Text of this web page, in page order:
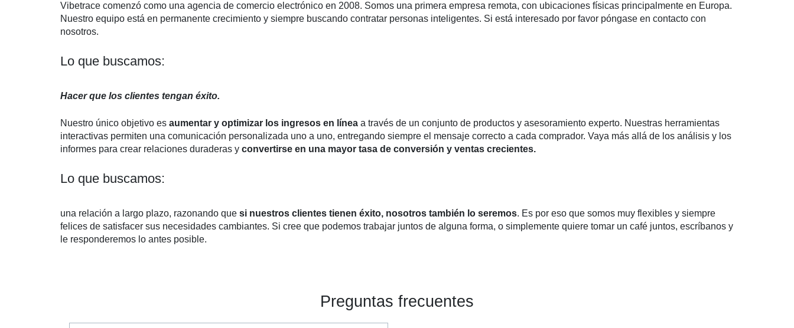
Vibetrace comenzó como una agencia de comercio electrónico en 2008. Somos una primera empresa remota, con ubicaciones físicas principalmente en Europa.
Nuestro equipo está en permanente crecimiento y siempre buscando contratar personas inteligentes. Si está interesado por favor póngase en contacto con
nosotros.
Lo que buscamos:
Hacer que los clientes tengan éxito.
Nuestro único objetivo es aumentar y optimizar los ingresos en línea a través de un conjunto de productos y asesoramiento experto. Nuestras herramientas
interactivas permiten una comunicación personalizada uno a uno, entregando siempre el mensaje correcto a cada comprador. Vaya más allá de los análisis y los
informes para crear relaciones duraderas y convertirse en una mayor tasa de conversión y ventas crecientes.
Lo que buscamos:
una relación a largo plazo, razonando que si nuestros clientes tienen éxito, nosotros también lo seremos. Es por eso que somos muy flexibles y siempre
felices de satisfacer sus necesidades cambiantes. Si cree que podemos trabajar juntos de alguna forma, o simplemente quiere tomar un café juntos, escríbanos y
le responderemos lo antes posible.
Preguntas frecuentes